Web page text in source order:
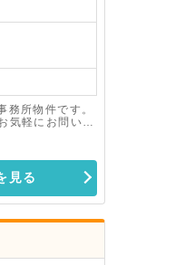
所物件です。
気軽にお問い合
見る